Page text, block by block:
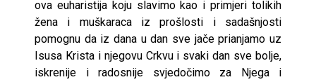
ova euharistija koju slavimo kao i primjeri tolikih
žena i muškaraca iz prošlosti i sadašnjosti
pomognu da iz dana u dan sve jače prianjamo uz
Isusa Krista i njegovu Crkvu i svaki dan sve bolje,
iskrenije i radosnije svjedočimo za Njega i